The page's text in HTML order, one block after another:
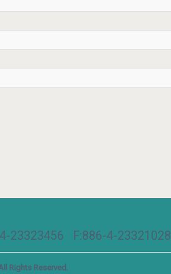
23323456 F:886-4-23321028
Rights Reserved.